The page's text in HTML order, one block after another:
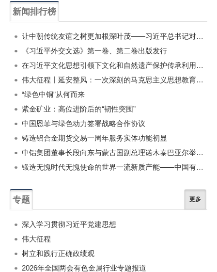
新闻排行榜
让中朝传统友谊之树更加根深叶茂——习近平总书记对朝鲜进行国事访问纪实
《习近平外交文选》第一卷、第二卷出版发行
在习近平文化思想引领下文化和自然遗产保护传承利用工作开创新局面
伟大征程丨延安整风：一次深刻的马克思主义思想教育运动
“绿色中铜”从何而来
紫金矿业：高位进阶后的“韧性突围”
中国恩菲与绿色动力签署战略合作协议
铸造铝合金期货交易一周年服务实体功能初显
中铝集团董事长段向东与蒙古国副总理诺木泰巴亚尔举行会谈
锻造无愧时代无愧使命的世界一流新质产能——中国有色金属工业的战略应对与破局之道（二）
专题 更多
深入学习贯彻习近平党建思想
伟大征程
树立和践行正确政绩观
2026年全国两会有色金属行业专题报道